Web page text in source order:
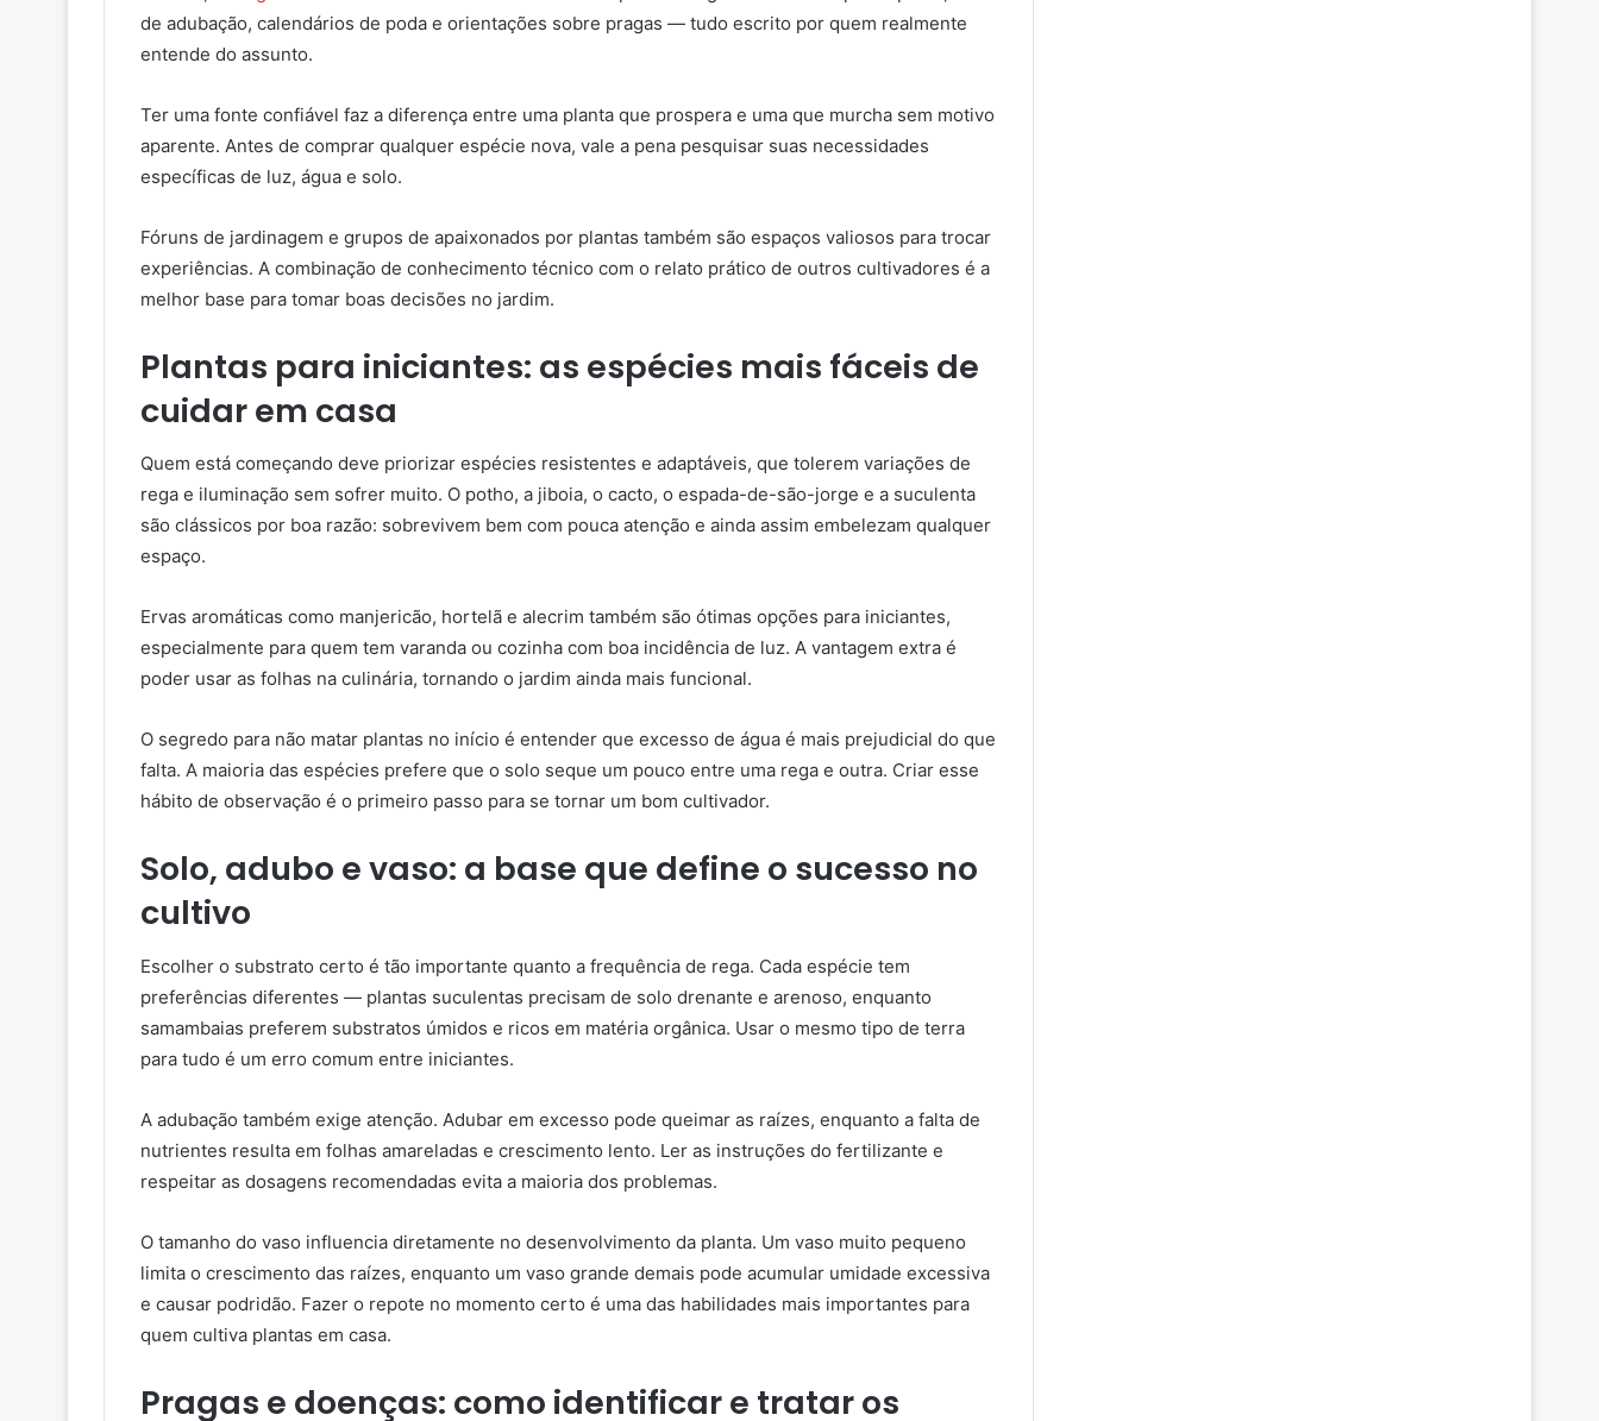
de adubação, calendários de poda e orientações sobre pragas — tudo escrito por quem realmente
entende do assunto.
Ter uma fonte confiável faz a diferença entre uma planta que prospera e uma que murcha sem motivo
aparente. Antes de comprar qualquer espécie nova, vale a pena pesquisar suas necessidades
específicas de luz, água e solo.
Fóruns de jardinagem e grupos de apaixonados por plantas também são espaços valiosos para trocar
experiências. A combinação de conhecimento técnico com o relato prático de outros cultivadores é a
melhor base para tomar boas decisões no jardim.
Plantas para iniciantes: as espécies mais fáceis de
cuidar em casa
Quem está começando deve priorizar espécies resistentes e adaptáveis, que tolerem variações de
rega e iluminação sem sofrer muito. O potho, a jiboia, o cacto, o espada-de-são-jorge e a suculenta
são clássicos por boa razão: sobrevivem bem com pouca atenção e ainda assim embelezam qualquer
espaço.
Ervas aromáticas como manjericão, hortelã e alecrim também são ótimas opções para iniciantes,
especialmente para quem tem varanda ou cozinha com boa incidência de luz. A vantagem extra é
poder usar as folhas na culinária, tornando o jardim ainda mais funcional.
O segredo para não matar plantas no início é entender que excesso de água é mais prejudicial do que
falta. A maioria das espécies prefere que o solo seque um pouco entre uma rega e outra. Criar esse
hábito de observação é o primeiro passo para se tornar um bom cultivador.
Solo, adubo e vaso: a base que define o sucesso no
cultivo
Escolher o substrato certo é tão importante quanto a frequência de rega. Cada espécie tem
preferências diferentes — plantas suculentas precisam de solo drenante e arenoso, enquanto
samambaias preferem substratos úmidos e ricos em matéria orgânica. Usar o mesmo tipo de terra
para tudo é um erro comum entre iniciantes.
A adubação também exige atenção. Adubar em excesso pode queimar as raízes, enquanto a falta de
nutrientes resulta em folhas amareladas e crescimento lento. Ler as instruções do fertilizante e
respeitar as dosagens recomendadas evita a maioria dos problemas.
O tamanho do vaso influencia diretamente no desenvolvimento da planta. Um vaso muito pequeno
limita o crescimento das raízes, enquanto um vaso grande demais pode acumular umidade excessiva
e causar podridão. Fazer o repote no momento certo é uma das habilidades mais importantes para
quem cultiva plantas em casa.
Pragas e doenças: como identificar e tratar os